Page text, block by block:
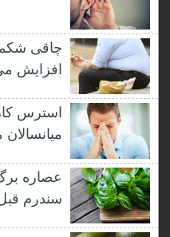
چاقی شکمی
افزایش
استرس
میانسالان
عصاره برگ
سندرم قبل